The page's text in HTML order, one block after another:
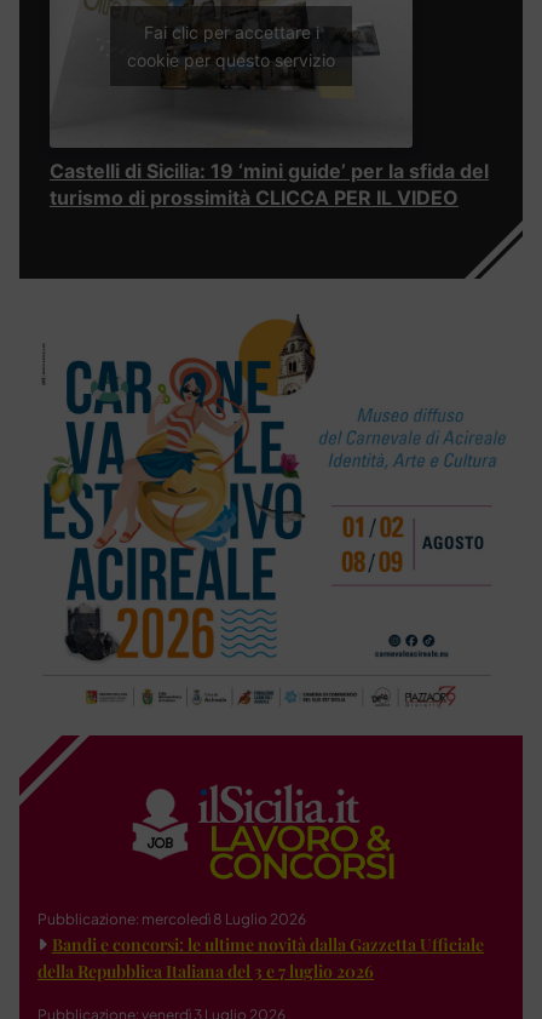
Fai clic per accettare i
cookie per questo servizio
Castelli di Sicilia: 19 ‘mini guide’ per la sfida del
turismo di prossimità CLICCA PER IL VIDEO
Pubblicazione: mercoledì 8 Luglio 2026
Bandi e concorsi: le ultime novità dalla Gazzetta Ufficiale
della Repubblica Italiana del 3 e 7 luglio 2026
Pubblicazione: venerdì 3 Luglio 2026